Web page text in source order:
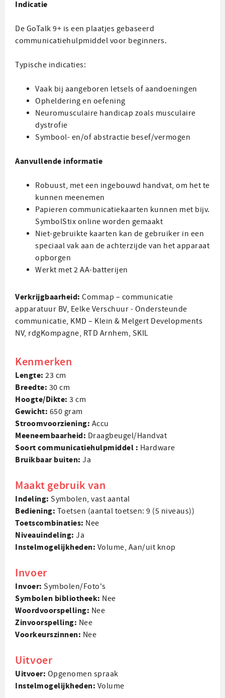
Indicatie
De GoTalk 9+ is een plaatjes gebaseerd
communicatiehulpmiddel voor beginners.
Typische indicaties:
Vaak bij aangeboren letsels of aandoeningen
Opheldering en oefening
Neuromusculaire handicap zoals musculaire
dystrofie
Symbool- en/of abstractie besef/vermogen
Aanvullende informatie
Robuust, met een ingebouwd handvat, om het te
kunnen meenemen
Papieren communicatiekaarten kunnen met bijv.
SymbolStix online worden gemaakt
Niet-gebruikte kaarten kan de gebruiker in een
speciaal vak aan de achterzijde van het apparaat
opborgen
Werkt met 2 AA-batterijen
Verkrijgbaarheid: Commap – communicatie
apparatuur BV, Eelke Verschuur - Ondersteunde
communicatie, KMD – Klein & Melgert Developments
NV, rdgKompagne, RTD Arnhem, SKIL
Kenmerken
Lengte: 23 cm
Breedte: 30 cm
Hoogte/Dikte: 3 cm
Gewicht: 650 gram
Stroom­voorziening: Accu
Mee­neem­baar­heid: Draagbeugel/Handvat
Soort communicatie­hulpmiddel : Hardware
Bruikbaar buiten: Ja
Maakt gebruik van
Indeling: Symbolen, vast aantal
Bediening: Toetsen (aantal toetsen: 9 (5 niveaus))
Toets­combinaties: Nee
Niveau­indeling: Ja
Instel­mogelijkheden: Volume, Aan/uit knop
Invoer
Invoer: Symbolen/Foto's
Symbolen bibliotheek: Nee
Woord­voorspelling: Nee
Zin­voorspelling: Nee
Voorkeurs­zinnen: Nee
Uitvoer
Uitvoer: Opgenomen spraak
Instel­mogelijk­heden: Volume